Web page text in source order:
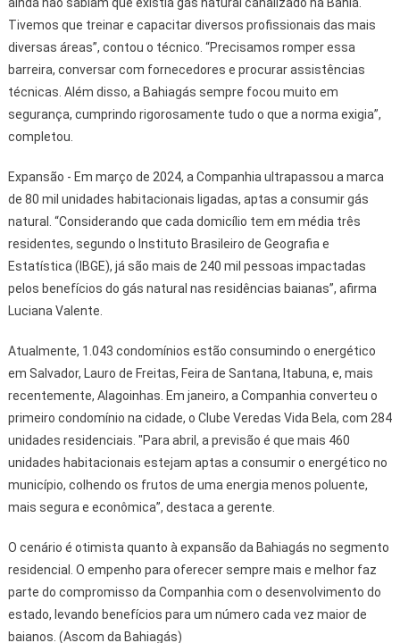
Tivemos que treinar e capacitar diversos profissionais das mais
diversas áreas”, contou o técnico. “Precisamos romper essa
barreira, conversar com fornecedores e procurar assistências
técnicas. Além disso, a Bahiagás sempre focou muito em
segurança, cumprindo rigorosamente tudo o que a norma exigia”,
completou.
Expansão - Em março de 2024, a Companhia ultrapassou a marca
de 80 mil unidades habitacionais ligadas, aptas a consumir gás
natural. “Considerando que cada domicílio tem em média três
residentes, segundo o Instituto Brasileiro de Geografia e
Estatística (IBGE), já são mais de 240 mil pessoas impactadas
pelos benefícios do gás natural nas residências baianas”, afirma
Luciana Valente.
Atualmente, 1.043 condomínios estão consumindo o energético
em Salvador, Lauro de Freitas, Feira de Santana, Itabuna, e, mais
recentemente, Alagoinhas. Em janeiro, a Companhia converteu o
primeiro condomínio na cidade, o Clube Veredas Vida Bela, com 284
unidades residenciais. "Para abril, a previsão é que mais 460
unidades habitacionais estejam aptas a consumir o energético no
município, colhendo os frutos de uma energia menos poluente,
mais segura e econômica”, destaca a gerente.
O cenário é otimista quanto à expansão da Bahiagás no segmento
residencial. O empenho para oferecer sempre mais e melhor faz
parte do compromisso da Companhia com o desenvolvimento do
estado, levando benefícios para um número cada vez maior de
baianos. (Ascom da Bahiagás)